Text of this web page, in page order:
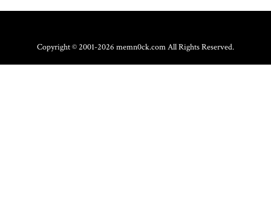
Copyright © 2001-2026 memn0ck.com All Rights Reserved.